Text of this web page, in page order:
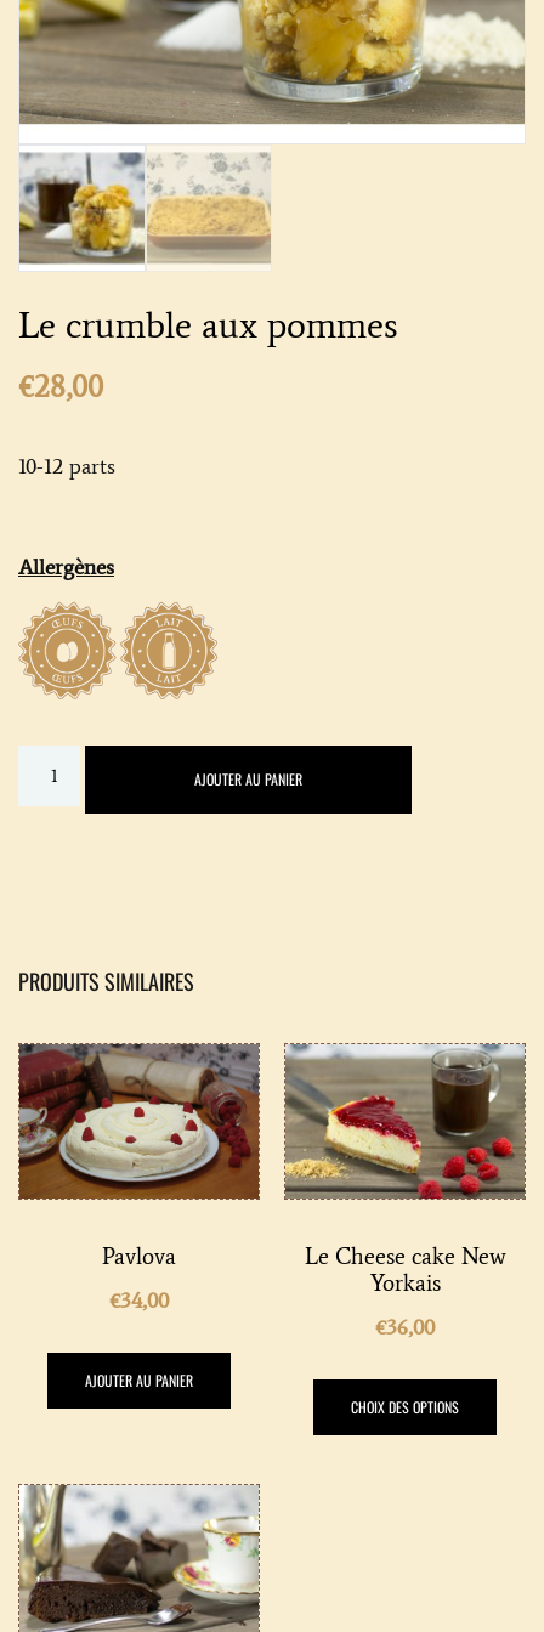
Le crumble aux pommes
€28,00
10-12 parts
Allergènes
AJOUTER AU PANIER
PRODUITS SIMILAIRES
Pavlova
€34,00
AJOUTER AU PANIER
Le Cheese cake New
Yorkais
€36,00
CHOIX DES OPTIONS